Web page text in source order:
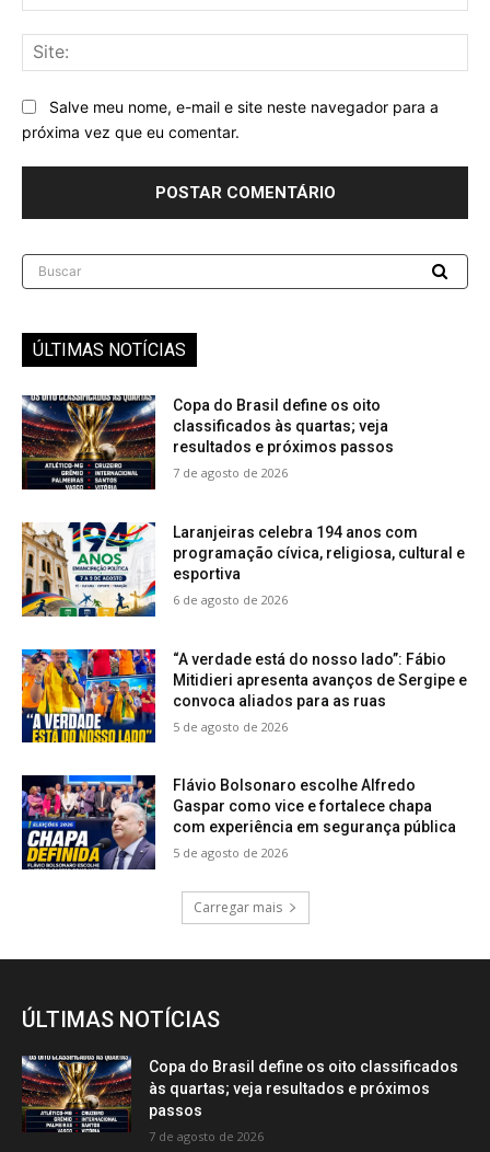
Salve meu nome, e-mail e site neste navegador para a
próxima vez que eu comentar.
Buscar
ÚLTIMAS NOTÍCIAS
Copa do Brasil define os oito
classificados às quartas; veja
resultados e próximos passos
7 de agosto de 2026
Laranjeiras celebra 194 anos com
programação cívica, religiosa, cultural e
esportiva
6 de agosto de 2026
“A verdade está do nosso lado”: Fábio
Mitidieri apresenta avanços de Sergipe e
convoca aliados para as ruas
5 de agosto de 2026
Flávio Bolsonaro escolhe Alfredo
Gaspar como vice e fortalece chapa
com experiência em segurança pública
5 de agosto de 2026
Carregar mais
ÚLTIMAS NOTÍCIAS
Copa do Brasil define os oito classificados
às quartas; veja resultados e próximos
passos
7 de agosto de 2026